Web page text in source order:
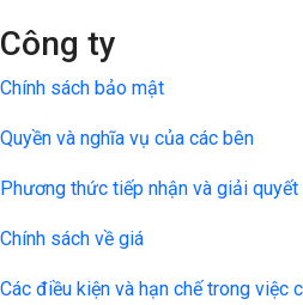
Công ty
Chính sách bảo mật
Quyền và nghĩa vụ của các bên
Phương thức tiếp nhận và giải quyết
Chính sách về giá
Các điều kiện và hạn chế trong việc